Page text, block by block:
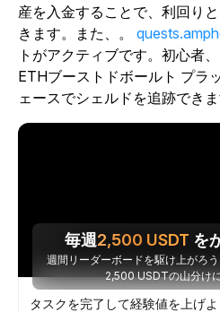
産を入金することで、利回り
きます。また、。
トがアクティブです。初心者
ETHブーストドボールト プラ
ェースでシェルドを追跡できま
毎週2,500 USDT を
週間リーダーボードを駆け上がろ
2,500 USDTの山分け
タスクを完了して経験値を上げよ